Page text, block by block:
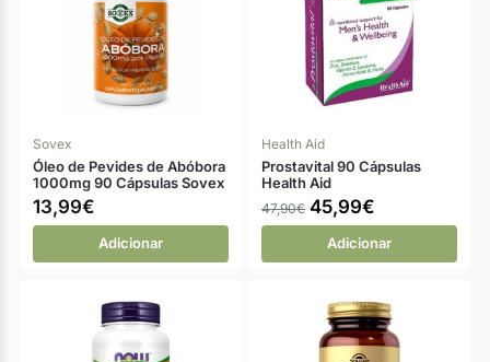
Sovex
Óleo de Pevides de Abóbora
1000mg 90 Cápsulas Sovex
13,99€
Adicionar
Health Aid
Prostavital 90 Cápsulas
Health Aid
47,90€ 45,99€
Adicionar